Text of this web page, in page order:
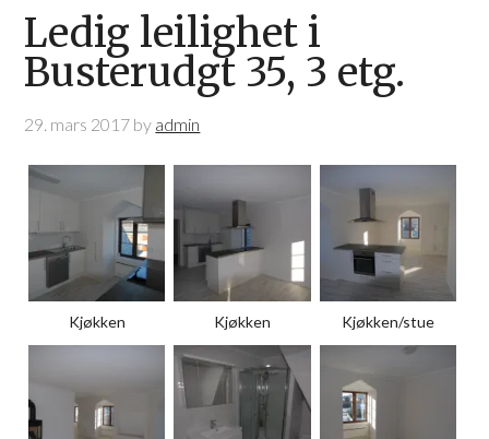
Ledig leilighet i
Busterudgt 35, 3 etg.
29. mars 2017 by admin
Kjøkken Kjøkken Kjøkken/stue